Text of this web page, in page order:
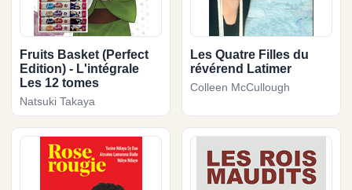
Fruits Basket (Perfect
Edition) - L'intégrale
Les 12 tomes
Natsuki Takaya
Les Quatre Filles du
révérend Latimer
Colleen McCullough